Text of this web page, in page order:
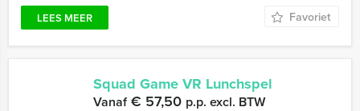
LEES MEER Favoriet
Squad Game VR Lunchspel
Vanaf€ 57,50 p.p. excl. BTW